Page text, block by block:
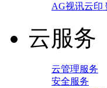
AG视讯云印
云服务
云管理服务
安全服务